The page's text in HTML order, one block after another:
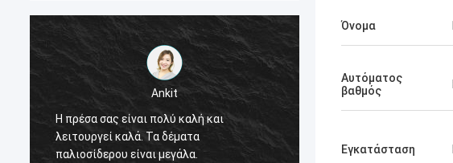
σας είναι πολύ καλή και
καλά. Τα δέματα
είναι μεγάλα.
Manu
Η μηχανή πρεσών λειτουργεί πολύ καλά.
Όνομα
Αυτόματος
βαθμός
Εγκατάσταση